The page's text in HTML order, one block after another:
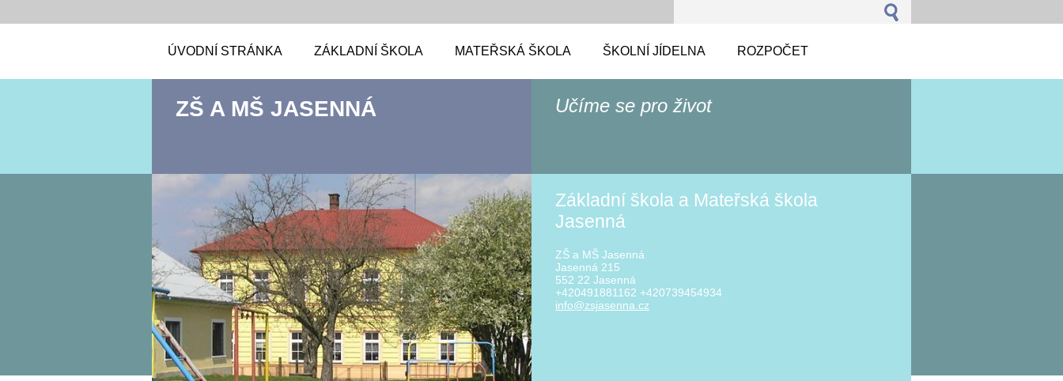
ÚVODNÍ STRÁNKA ZÁKLADNÍ ŠKOLA MATEŘSKÁ ŠKOLA ŠKOLNÍ JÍDELNA ROZPOČET
ZŠ A MŠ JASENNÁ Učíme se pro život
Základní škola a Mateřská škola
Jasenná
ZŠ a MŠ Jasenná
Jasenná 215
552 22 Jasenná
+420491881162 +420739454934
info@zsjasenna.cz